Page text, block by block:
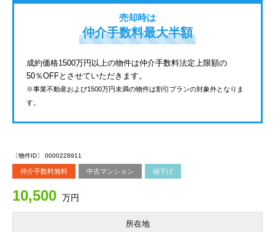
売却時は
仲介手数料最大半額
成約価格1500万円以上の物件は仲介手数料法定上限額の
50％OFFとさせていただきます。
※事業不動産および1500万円未満の物件は割引プランの対象外となりま
す。
〔物件ID〕 0000228911
仲介手数料無料 中古マンション 値下げ
10,500 万円
所在地